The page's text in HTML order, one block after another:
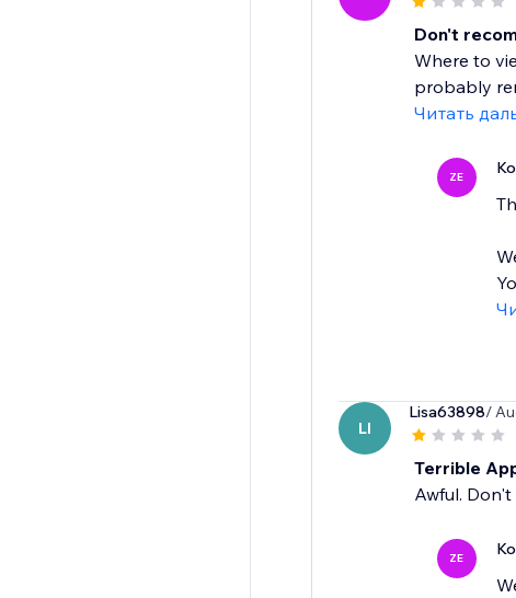
Don't
Where to
probably
Читать
ZE
LI
Lisa63898/
Terrible
Awful. Don't
ZE